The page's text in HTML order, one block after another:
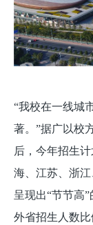
“我校在一线城
著。”据广以校
后，今年招生
海、江苏、浙
呈现出“节节高
外省招生人数